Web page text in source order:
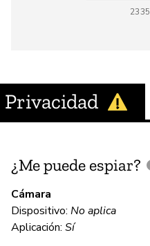
2335
Privacidad
¿Me puede espiar?
Cámara
Dispositivo: No aplica
Aplicación: Sí